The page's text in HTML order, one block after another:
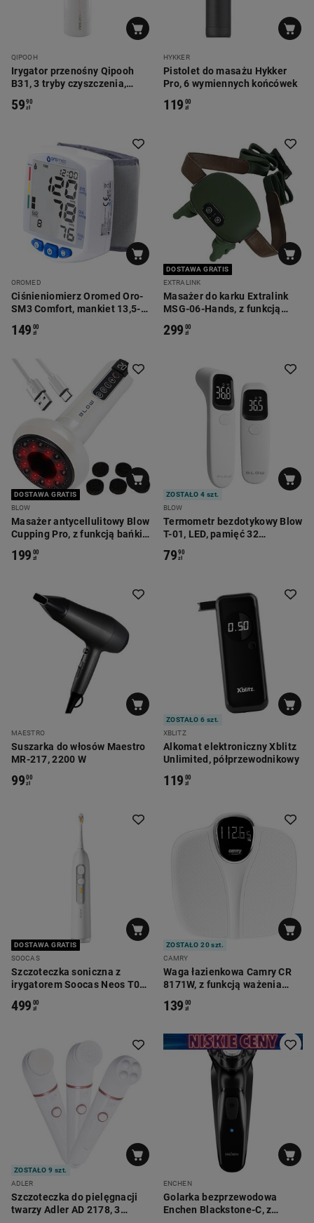
QIPOOH
Irygator przenośny Qipooh
B31, 3 tryby czyszczenia,
5990
zł
HYKKER
Pistolet do masażu Hykker
Pro, 6 wymiennych końcówek
119 00
zł
OROMED
Ciśnieniomierz Oromed Oro-
SM3 Comfort, mankiet 13,5-
pomiarów
149 00
zł
DOSTAWA GRATIS
EXTRALINK
Masażer do karku Extralink
MSG-06-Hands, z funkcją
299 00
zł
DOSTAWA GRATIS
BLOW
Masażer antycellulitowy Blow
Cupping Pro, z funkcją bańki
199 00
zł
ZOSTAŁO 4 szt.
BLOW
Termometr bezdotykowy Blow
T-01, LED, pamięć 32
7990
zł
MAESTRO
Suszarka do włosów Maestro
MR-217, 2200 W
9900
zł
ZOSTAŁO 6 szt.
XBLITZ
Alkomat elektroniczny Xblitz
Unlimited, półprzewodnikowy
119 00
zł
DOSTAWA GRATIS
SOOCAS
Szczoteczka soniczna z
irygatorem Soocas Neos T03,
499 00
zł
ZOSTAŁO 20 szt.
CAMRY
Waga łazienkowa Camry CR
8171W, z funkcją ważenia
139 00
zł
ZOSTAŁO 9 szt.
ADLER
Szczoteczka do pielęgnacji
twarzy Adler AD 2178, 3
ENCHEN
Golarka bezprzewodowa
Enchen Blackstone-C, z